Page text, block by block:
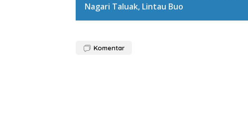
Nagari Taluak, Lintau Buo
Komentar